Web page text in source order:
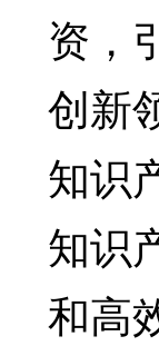
资，
创新
知识
知识
和高